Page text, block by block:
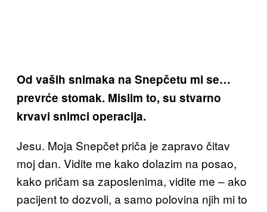
Od vaših snimaka na Snepčetu mi se…
prevrće stomak. Mislim to, su stvarno
krvavi snimci operacija.
Jesu. Moja Snepčet priča je zapravo čitav
moj dan. Vidite me kako dolazim na posao,
kako pričam sa zaposlenima, vidite me – ako
pacijent to dozvoli, a samo polovina njih mi to